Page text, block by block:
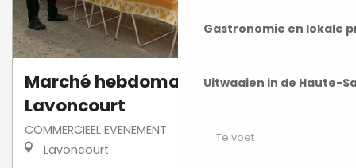
Gastronomie en lokale
Uitwaaien in de Haute-
Te voet
Marché hebdomadaire de
Lavoncourt
COMMERCIEEL EVENEMENT
Lavoncourt